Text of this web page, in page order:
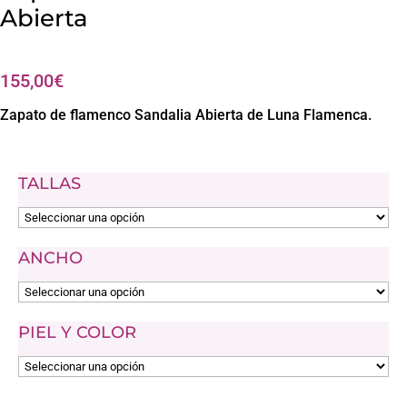
Abierta
155,00€
Zapato de flamenco Sandalia Abierta de Luna Flamenca.
TALLAS
ANCHO
PIEL Y COLOR